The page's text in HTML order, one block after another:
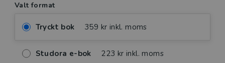
Valt format
Tryckt bok 359 kr inkl. moms
Studora e-bok 223 kr inkl. moms